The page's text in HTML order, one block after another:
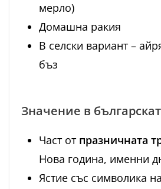
мерло)
Домашна ракия
В селски вариант –
бъз
Значение в
Част от празничната
Нова година, именни
Ястие със символика на